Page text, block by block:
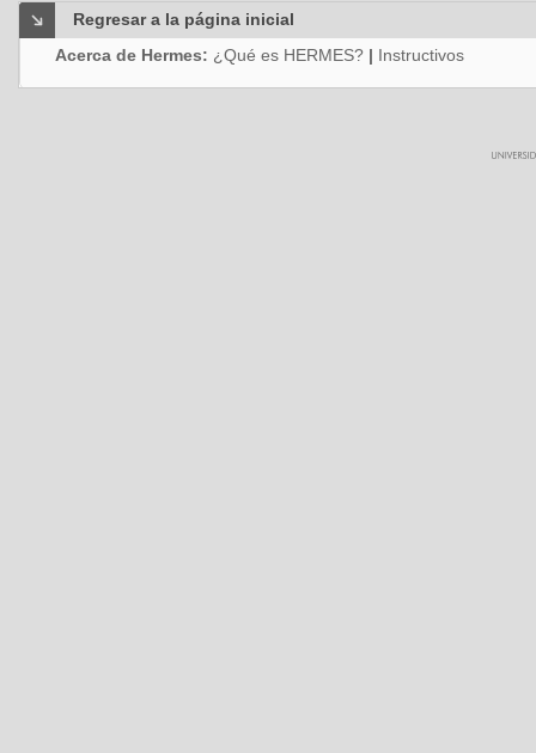
Regresar a la página inicial
Acerca de Hermes: ¿Qué es HERMES? | Instructivos